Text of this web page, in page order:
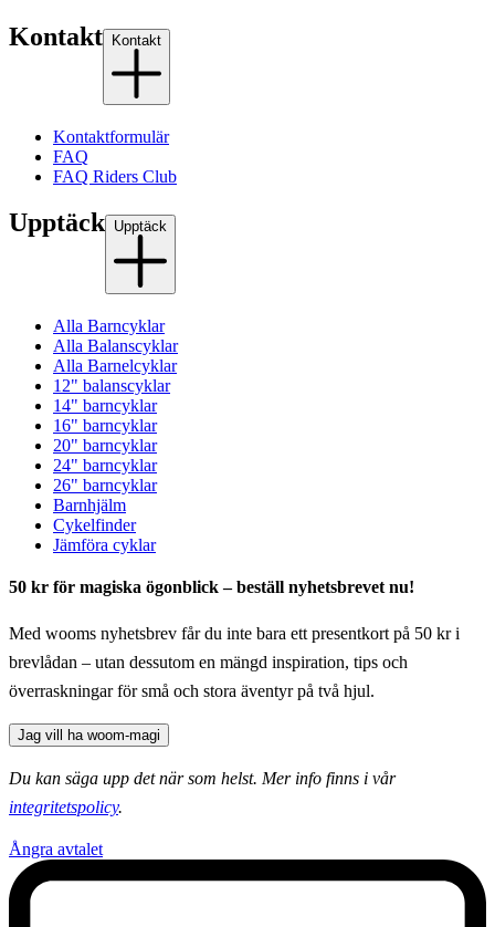
Kontakt Kontakt
Kontaktformulär
FAQ
FAQ Riders Club
Upptäck Upptäck
Alla Barncyklar
Alla Balanscyklar
Alla Barnelcyklar
12" balanscyklar
14" barncyklar
16" barncyklar
20" barncyklar
24" barncyklar
26" barncyklar
Barnhjälm
Cykelfinder
Jämföra cyklar
50 kr för magiska ögonblick – beställ nyhetsbrevet nu!
Med wooms nyhetsbrev får du inte bara ett presentkort på 50 kr i
brevlådan – utan dessutom en mängd inspiration, tips och
överraskningar för små och stora äventyr på två hjul.
Jag vill ha woom-magi
Du kan säga upp det när som helst. Mer info finns i vår
integritetspolicy.
Ångra avtalet